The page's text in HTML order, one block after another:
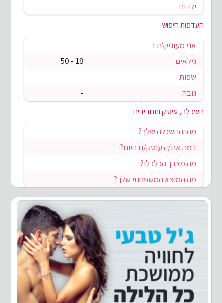
ילדים
העדפות חיפוש
אני מעוניין\ת ב
גילאים
18 - 50
שפות
גובה
-
השכלה, עיסוק ותחביבים
מהי ההשכלה שלך?
במה את/ה עוסק/ת היום?
מה מצבך הכלכלי?
מה המוצא המשפחתי שלך?